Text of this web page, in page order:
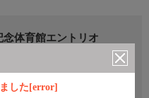
した[error]
念体育館エントリオ